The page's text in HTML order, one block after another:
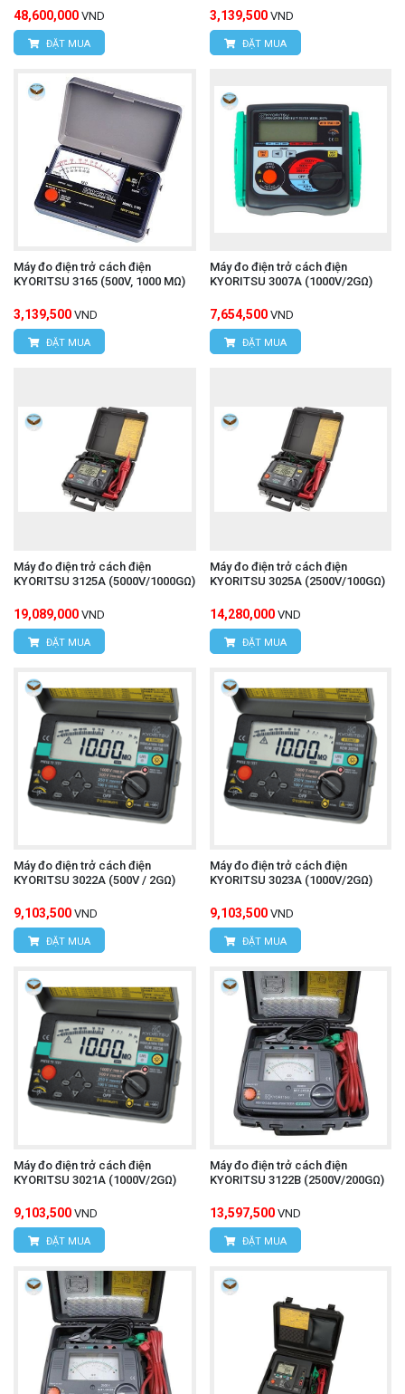
48,600,000 VND
ĐẶT MUA
3,139,500 VND
ĐẶT MUA
Máy đo điện trở cách điện
KYORITSU 3165 (500V, 1000 MΩ)
3,139,500 VND
ĐẶT MUA
Máy đo điện trở cách điện
KYORITSU 3007A (1000V/2GΩ)
7,654,500 VND
ĐẶT MUA
Máy đo điện trở cách điện
KYORITSU 3125A (5000V/1000GΩ)
19,089,000 VND
ĐẶT MUA
Máy đo điện trở cách điện
KYORITSU 3025A (2500V/100GΩ)
14,280,000 VND
ĐẶT MUA
Máy đo điện trở cách điện
KYORITSU 3022A (500V / 2GΩ)
9,103,500 VND
ĐẶT MUA
Máy đo điện trở cách điện
KYORITSU 3023A (1000V/2GΩ)
9,103,500 VND
ĐẶT MUA
Máy đo điện trở cách điện
KYORITSU 3021A (1000V/2GΩ)
9,103,500 VND
ĐẶT MUA
Máy đo điện trở cách điện
KYORITSU 3122B (2500V/200GΩ)
13,597,500 VND
ĐẶT MUA